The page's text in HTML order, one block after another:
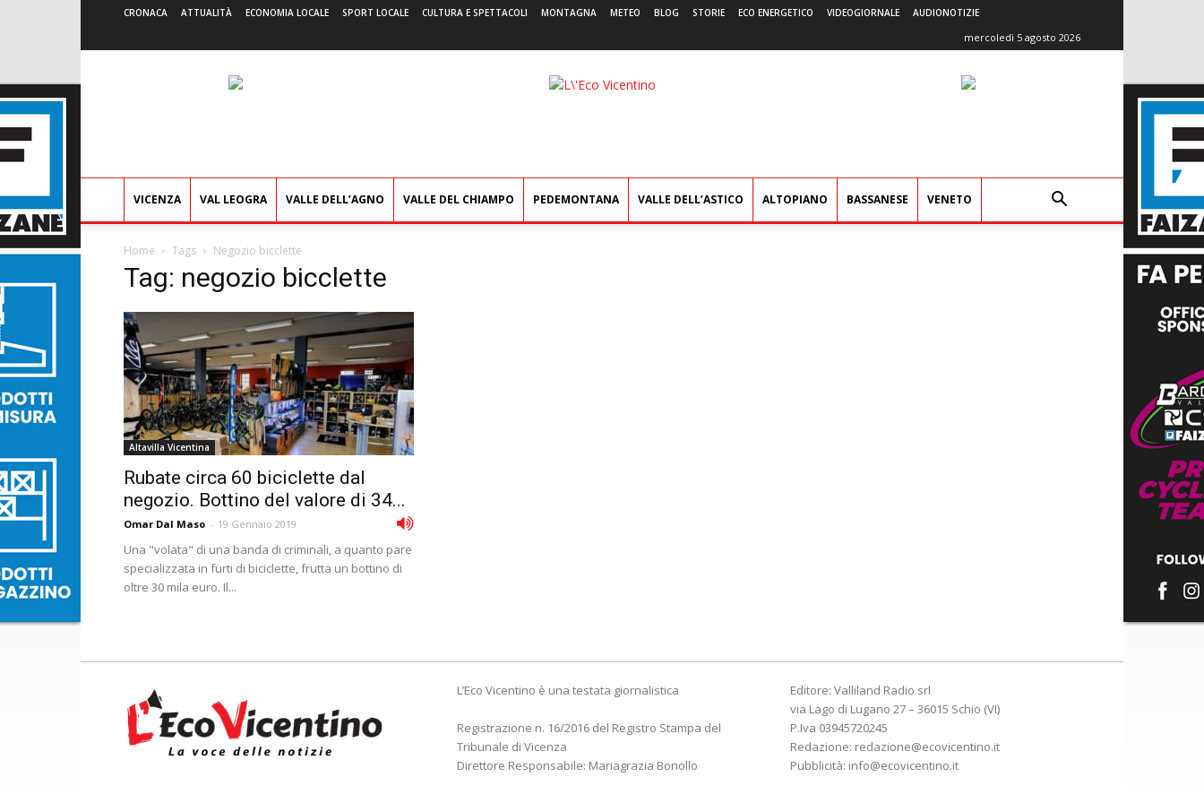
CRONACA ATTUALITÀ ECONOMIA LOCALE SPORT LOCALE CULTURA E SPETTACOLI MONTAGNA METEO BLOG STORIE ECO ENERGETICO VIDEOGIORNALE AUDIONOTIZIE
mercoledì 5 agosto 2026
L'Eco
VICENZA VAL LEOGRA VALLE DELL’AGNO VALLE DEL CHIAMPO PEDEMONTANA VALLE DELL’ASTICO ALTOPIANO BASSANESE VENETO
Home Tags Negozio bicclette
Tag: negozio bicclette
Altavilla Vicentina
Rubate circa 60 biciclette dal
negozio. Bottino del valore di 34...
Omar Dal Maso - 19 Gennaio 2019
Una "volata" di una banda di criminali, a quanto pare
specializzata in furti di biciclette, frutta un bottino di
oltre 30 mila euro. Il...
L’Eco Vicentino è una testata giornalistica
Registrazione n. 16/2016 del Registro Stampa del
Tribunale di Vicenza
Direttore Responsabile: Mariagrazia Bonollo
Editore: Valliland Radio srl
via Lago di Lugano 27 – 36015 Schio (VI)
P.Iva 03945720245
Redazione: redazione@ecovicentino.it
Pubblicità: info@ecovicentino.it